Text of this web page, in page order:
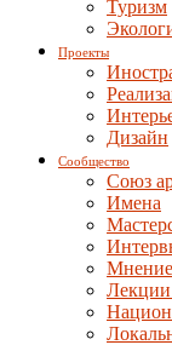
Туризм
Проекты
Дизайн
Сообщество
Союз
Имена
Мнение